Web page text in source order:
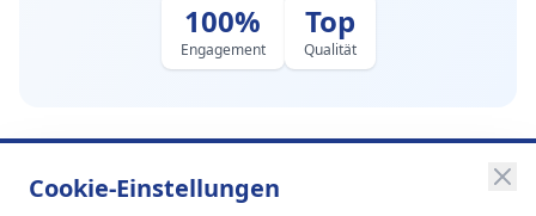
100%
Engagement
Top
Qualität
Cookie-Einstellungen